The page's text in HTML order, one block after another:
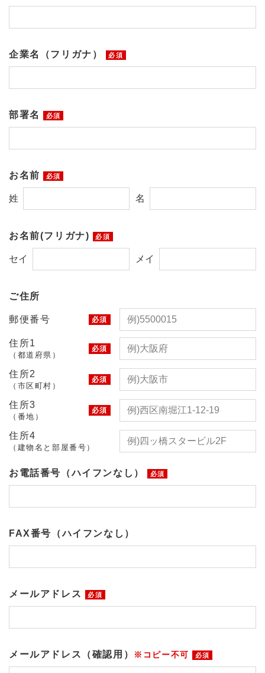
企業名（フリガナ） 必須
部署名 必須
お名前 必須
姓 名
お名前(フリガナ) 必須
セイ メイ
ご住所
郵便番号 必須
住所1
（都道府県）
必須
住所2
（市区町村）
必須
住所3
（番地）
必須
住所4
（建物名と部屋番号）
お電話番号（ハイフンなし） 必須
FAX番号（ハイフンなし）
メールアドレス 必須
メールアドレス（確認用） ※コピー不可 必須